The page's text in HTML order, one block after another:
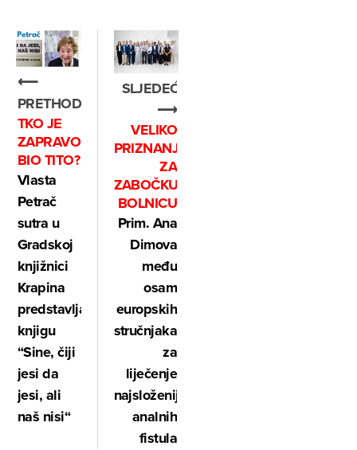
⟵
PRETHODNO
TKO JE
ZAPRAVO
BIO TITO?
Vlasta
Petrač
sutra u
Gradskoj
knjižnici
Krapina
predstavlja
knjigu
“Sine, čiji
jesi da
jesi, ali
naš nisi“
SLJEDEĆE
⟶
VELIKO
PRIZNANJE
ZA
ZABOČKU
BOLNICU
Prim. Ana
Dimova
među
osam
europskih
stručnjaka
za
liječenje
najsloženijih
analnih
fistula